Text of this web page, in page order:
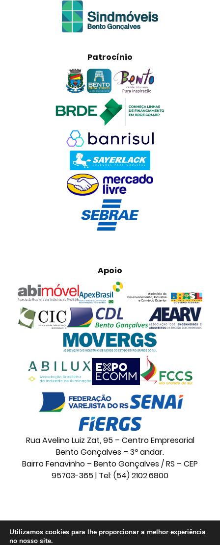
Patrocínio
Apoio
Rua Avelino Luiz Zat, 95 – Centro Empresarial
Bento Gonçalves – 3º andar.
Bairro Fenavinho – Bento Gonçalves / RS – CEP
95703-365 | Tel: (54) 2102.6800
© 2026 Movelsul. Todos os direitos reservados.
Utilizamos cookies para lhe proporcionar a melhor experiência
no nosso site.